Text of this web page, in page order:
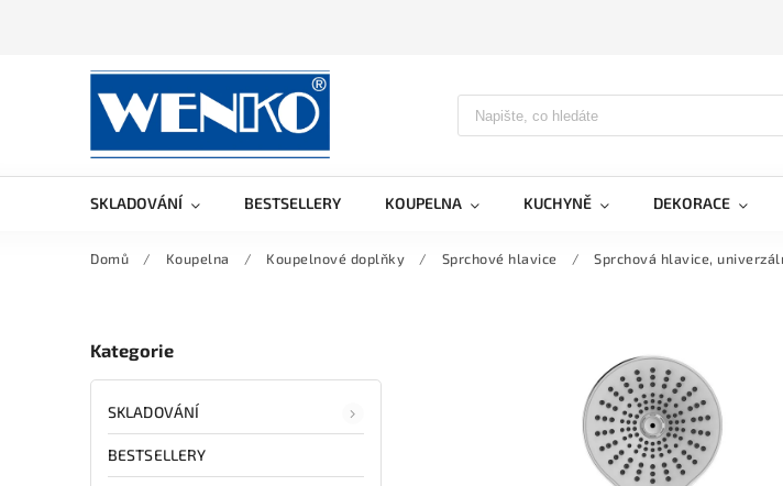
SKLADOVÁNÍ BESTSELLERY KOUPELNA KUCHYNĚ DEKORACE
Domů / Koupelna / Koupelnové doplňky / Sprchové hlavice / Sprchová hlavice,
Kategorie
SKLADOVÁNÍ
BESTSELLERY